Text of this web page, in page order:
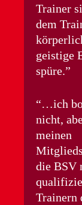
Trainer
dem
geistige
spüre.
…ich
nicht,
meinen
die BSV
Trainern